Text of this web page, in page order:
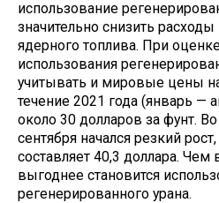
использование
значительно снизить
ядерного топлива. При
использования
учитывать и мировые цены
течение 2021 года (январь —
около 30 долларов за фунт.
сентября начался резкий
составляет 40,3 доллара.
выгоднее становится
регенерированного урана.